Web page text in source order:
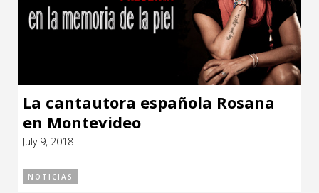
La cantautora española Rosana
en Montevideo
July 9, 2018
NOTICIAS